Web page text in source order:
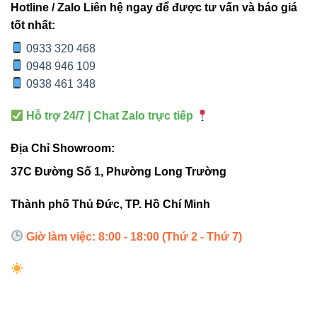
4. Ứng dụng thực tế
Sử dụng trong hệ thống chiếu sáng nội thất cần bố
trí thanh ray LED thành chữ X.
bày, trung tâm thương mạihoặc văn phòng.
Kết hợp với các sản phẩm khác như
Vinaled
,Đèn led âm trần Vinaled
Vinaled
để tạo hệ thống chiếu sáng linh hoạt và
đồng bộ.
5. Mua hàng và liên hệ
Hotline / Zalo Liên hệ ngay để được tư vấn và báo giá
tốt nhất:
0933 320 468
0948 946 109
0938 461 348
Hỗ trợ 24/7 | Chat Zalo trực tiếp
Địa Chỉ Showroom:
37C Đường Số 1, Phường Long Trường
Thành phố Thủ Đức, TP. Hồ Chí Minh
Giờ làm việc: 8:00 - 18:00 (Thứ 2 - Thứ 7)